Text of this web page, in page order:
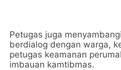
Petugas juga
berdialog dengan warga,
petugas keamanan
imbauan kamtibmas.